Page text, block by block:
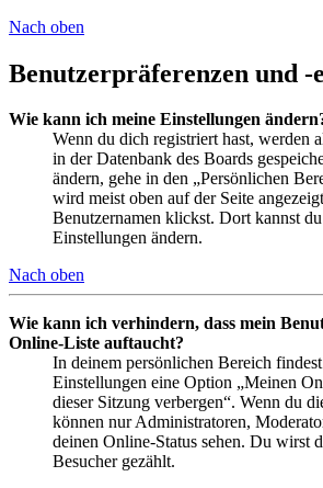
Nach oben
Benutzerpräferenzen und -
Wie kann ich meine Einstellungen
Wenn du dich registriert hast, werden
in der Datenbank des Boards
ändern, gehe in den „Persönlichen
wird meist oben auf der Seite
Benutzernamen klickst. Dort kannst
Einstellungen ändern.
Nach oben
Wie kann ich verhindern, dass mein
Online-Liste auftaucht?
In deinem persönlichen Bereich
Einstellungen eine Option „Meinen
dieser Sitzung verbergen“. Wenn du
können nur Administratoren,
deinen Online-Status sehen. Du wirst
Besucher gezählt.